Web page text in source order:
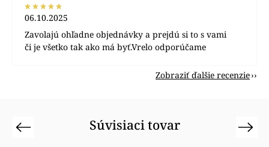
06.10.2025
Zavolajú ohľadne objednávky a prejdú si to s vami
či je všetko tak ako má byť.Vrelo odporúčame
Zobraziť ďalšie recenzie
Súvisiaci tovar
Previous Next